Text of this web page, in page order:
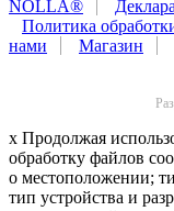
NOLLA®
Политика
нами
Магазин
x Продолжая
обработку файлов
о местоположении;
тип устройства и